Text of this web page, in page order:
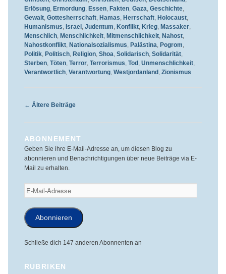
Erlösung, Ermordung, Essen, Fakten, Gaza, Geschichte,
Gewalt, Gottesherrschaft, Hamas, Herrschaft, Holocaust,
Humanismus, Israel, Judentum, Konflikt, Krieg, Massaker,
Menschlich, Menschlichkeit, Mitmenschlichkeit, Nahost,
Nahostkonflikt, Nationalsozialismus, Palästina, Pogrom,
Politik, Politisch, Religion, Shoa, Solidarisch, Solidarität,
Sterben, Töten, Terror, Terrorismus, Tod, Unmenschlichkeit,
Verantwortlich, Verantwortung, Westjordanland, Zionismus
Beitragsnavigation
← Ältere Beiträge
ABONNEMENT
Geben Sie ihre E-Mail-Adresse an, um diesen Blog zu
abonnieren und Benachrichtigungen über neue Beiträge via E-
Mail zu erhalten.
E-
Mail-
Adresse
Abonnieren
Schließe dich 147 anderen Abonnenten an
RUBRIKEN